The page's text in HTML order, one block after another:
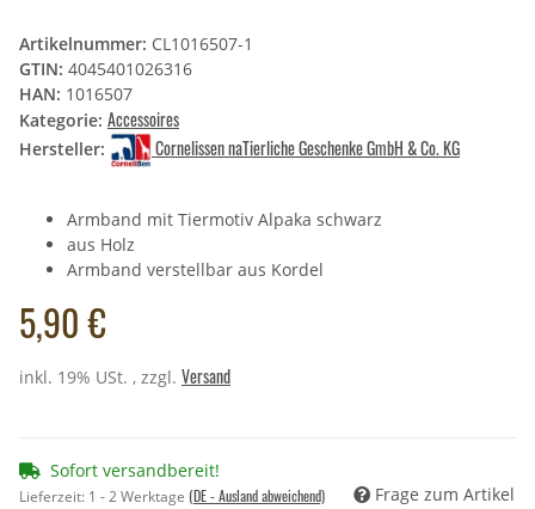
Artikelnummer: CL1016507-1
GTIN: 4045401026316
HAN: 1016507
Kategorie: Accessoires
Hersteller: Cornelissen naTierliche Geschenke GmbH & Co. KG
Armband mit Tiermotiv Alpaka schwarz
aus Holz
Armband verstellbar aus Kordel
5,90 €
inkl. 19% USt. , zzgl. Versand
Sofort versandbereit!
Lieferzeit: 1 - 2 Werktage (DE - Ausland abweichend) Frage zum Artikel